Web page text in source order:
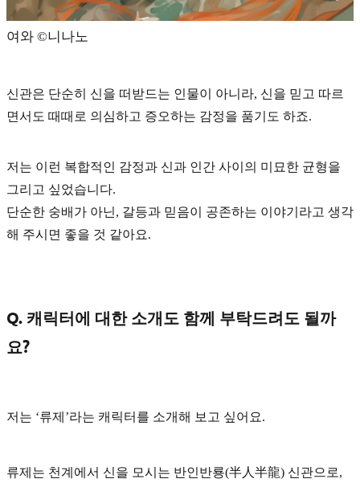
여와 ©️니나노
신관은 단순히 신을 떠받드는 인물이 아니라, 신을 믿고 따르
면서도 때때로 의심하고 증오하는 감정을 품기도 하죠.
저는 이런 복합적인 감정과 신과 인간 사이의 미묘한 균형을
그리고 싶었습니다.
단순한 숭배가 아닌, 갈등과 믿음이 공존하는 이야기 라고 생각
해 주시면 좋을 것 같아요.
Q. 캐릭터에 대한 소개도 함께 부탁드려도 될까
요?
저는 ‘류제’라는 캐릭터를 소개해 보고 싶어요.
류제는 천계에서 신을 모시는 반인반룡(半人半龍) 신관으로,